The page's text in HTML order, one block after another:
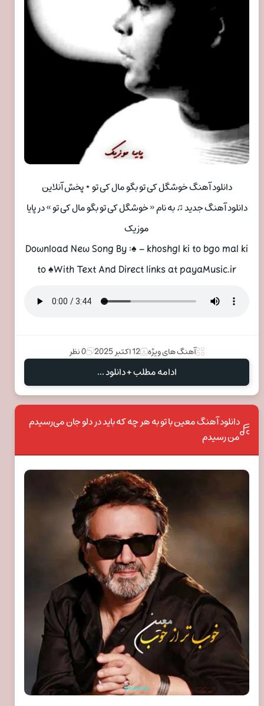
دانلود آهنگ خوشگل کی تو بگو مال کی تو ⋆ پخش آنلاین
دانلود آهنگ جدید ♫ به نام « خوشگل کی تو بگو مال کی تو » در پایا
موزیک
Download New Song By :♠ – khoshgl ki to bgo mal ki
to ♠With Text And Direct links at payaMusic.ir
آهنگ های ویژه 12 اکتبر 2025 0 نظر
ادامه مطلب + دانلود ...
دانلود آهنگ معین با تو به هر چه که باید در دلو جان می‌رسیدم
من رسیدم